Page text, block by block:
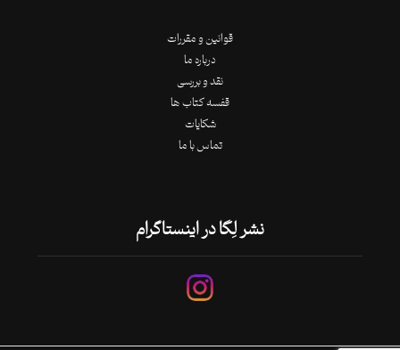
قوانین و مقررات
درباره ما
نقد و بررسی
قفسه کتاب ها
شکایات
تماس با ما
نشر لِگا در اینستاگرام